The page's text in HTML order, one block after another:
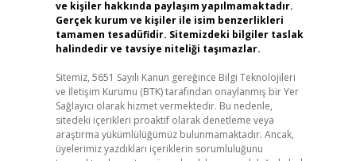
ve kişiler hakkında paylaşım yapılmamaktadır.
Gerçek kurum ve kişiler ile isim benzerlikleri
tamamen tesadüfidir. Sitemizdeki bilgiler taslak
halindedir ve tavsiye niteliği taşımazlar.
Sitemiz, 5651 Sayılı Kanun gereğince Bilgi Teknolojileri
ve İletişim Kurumu (BTK) tarafından onaylanmış bir Yer
Sağlayıcı olarak hizmet vermektedir. Bu nedenle,
sitedeki içerikleri proaktif olarak denetleme veya
araştırma yükümlülüğümüz bulunmamaktadır. Ancak,
üyelerimiz yazdıkları içeriklerin sorumluluğunu